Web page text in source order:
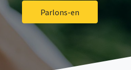
Parlons-en